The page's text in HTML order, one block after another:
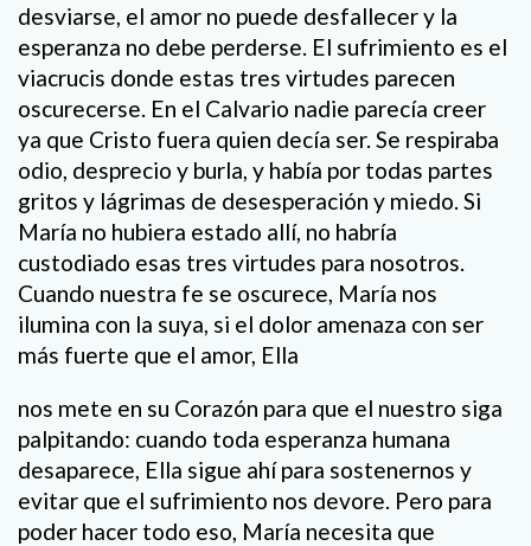
desviarse, el amor no puede desfallecer y la
esperanza no debe perderse. El sufrimiento es el
viacrucis donde estas tres virtudes parecen
oscurecerse. En el Calvario nadie parecía creer
ya que Cristo fuera quien decía ser. Se respiraba
odio, desprecio y burla, y había por todas partes
gritos y lágrimas de desesperación y miedo. Si
María no hubiera estado allí, no habría
custodiado esas tres virtudes para nosotros.
Cuando nuestra fe se oscurece, María nos
ilumina con la suya, si el dolor amenaza con ser
más fuerte que el amor, Ella
nos mete en su Corazón para que el nuestro siga
palpitando: cuando toda esperanza humana
desaparece, Ella sigue ahí para sostenernos y
evitar que el sufrimiento nos devore. Pero para
poder hacer todo eso, María necesita que